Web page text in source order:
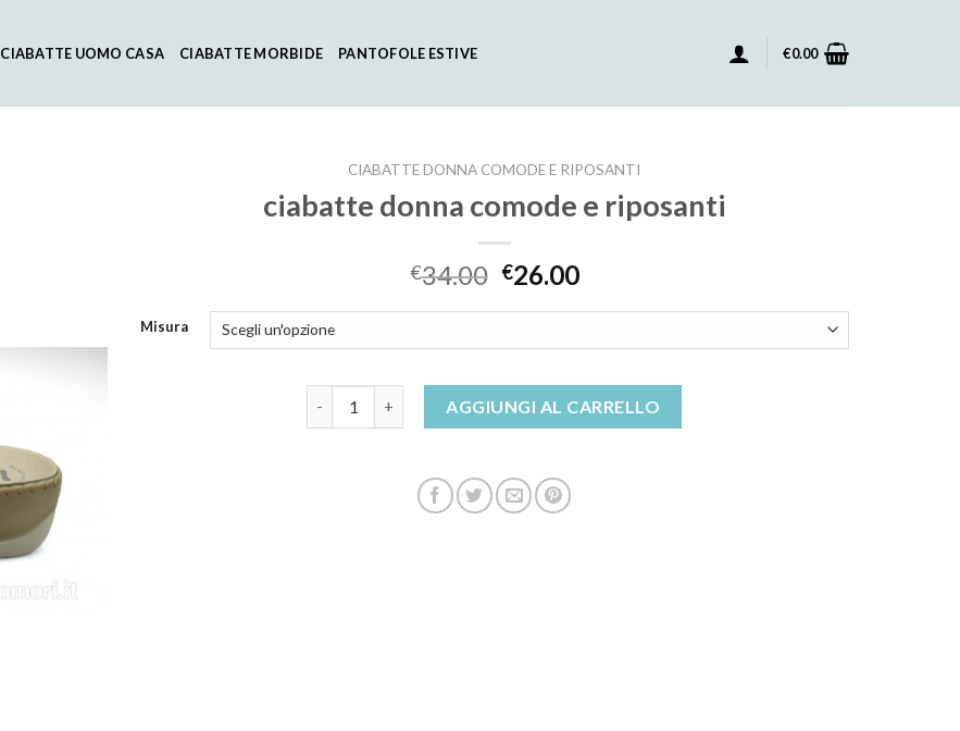
CIABATTE UOMO CASA CIABATTE MORBIDE PANTOFOLE ESTIVE €0.00
CIABATTE DONNA COMODE E RIPOSANTI
ciabatte donna comode e riposanti
€34.00 €26.00
Misura
AGGIUNGI AL CARRELLO